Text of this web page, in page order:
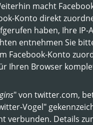
macht
Konto direkt
haben, Ihre
entnehmen Sie
Konto
Ihren Browser
" von twitter.com,
Vogel"
Details